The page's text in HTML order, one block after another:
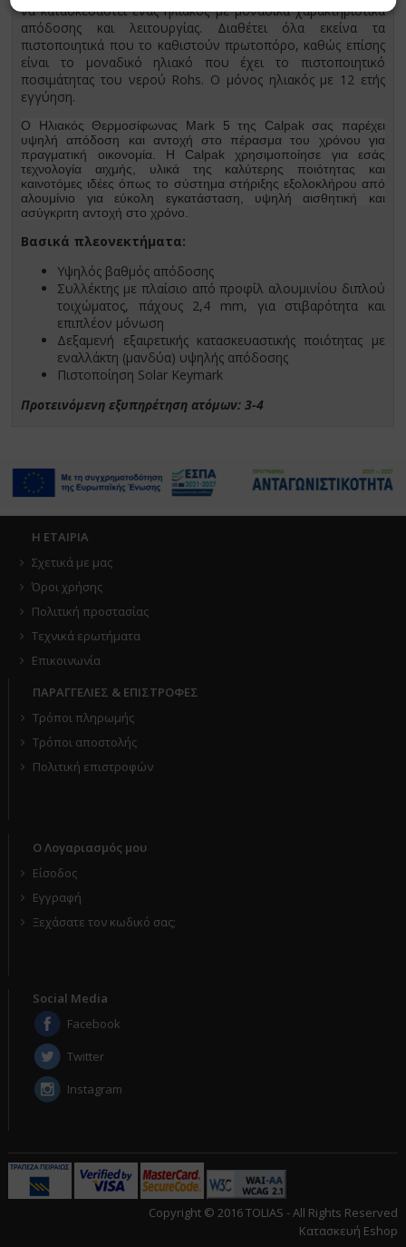
να κατασκευαστεί ένας ηλιακός με μοναδικά χαρακτηριστικά
απόδοσης και λειτουργίας. Διαθέτει όλα εκείνα τα
πιστοποιητικά που το καθιστούν πρωτοπόρο, καθώς επίσης
είναι το μοναδικό ηλιακό που έχει το πιστοποιητικό
ποσιμάτητας του νερού Rohs. Ο μόνος ηλιακός με 12 ετής
εγγύηση.
Ο Ηλιακός Θερμοσίφωνας Mark 5 της Calpak σας παρέχει
υψηλή απόδοση και αντοχή στο πέρασμα του χρόνου για
πραγματική οικονομία. Η Calpak χρησιμοποίησε για εσάς
τεχνολογία αιχμής, υλικά της καλύτερης ποιότητας και
καινοτόμες ιδέες όπως το σύστημα στήριξης εξολοκλήρου από
αλουμίνιο για εύκολη εγκατάσταση, υψηλή αισθητική και
ασύγκριτη αντοχή στο χρόνο.
Βασικά πλεονεκτήματα:
Υψηλός βαθμός απόδοσης
Συλλέκτης με πλαίσιο από προφίλ αλουμινίου διπλού
τοιχώματος, πάχους 2,4 mm, για στιβαρότητα και
επιπλέον μόνωση
Δεξαμενή εξαιρετικής κατασκευαστικής ποιότητας με
εναλλάκτη (μανδύα) υψηλής απόδοσης
Πιστοποίηση Solar Keymark
Προτεινόμενη εξυπηρέτηση ατόμων: 3-4
Η ΕΤΑΙΡΙΑ
Σχετικά με μας
Όροι χρήσης
Πολιτική προστασίας
Τεχνικά ερωτήματα
Επικοινωνία
ΠΑΡΑΓΓΕΛΙΕΣ & ΕΠΙΣΤΡΟΦΕΣ
Τρόποι πληρωμής
Τρόποι αποστολής
Πολιτική επιστροφών
Ο Λογαριασμός μου
Είσοδος
Εγγραφή
Ξεχάσατε τον κωδικό σας;
Social Media
Facebook
Twitter
Instagram
Copyright © 2016 TOLIAS - All Rights Reserved
Κατασκευή Eshop